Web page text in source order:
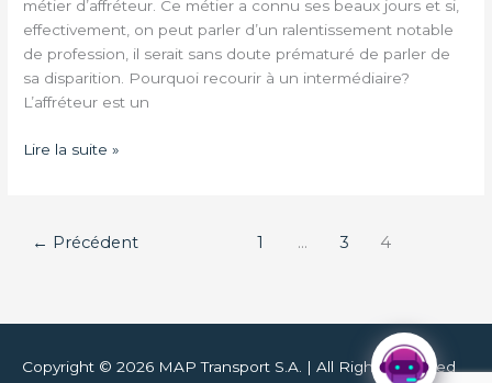
métier d’affréteur. Ce métier a connu ses beaux jours et si,
effectivement, on peut parler d’un ralentissement notable
de profession, il serait sans doute prématuré de parler de
sa disparition. Pourquoi recourir à un intermédiaire?
L’affréteur est un
Lire la suite »
← Précédent 1 … 3 4
Copyright © 2026 MAP Transport S.A. | All Right Reserved